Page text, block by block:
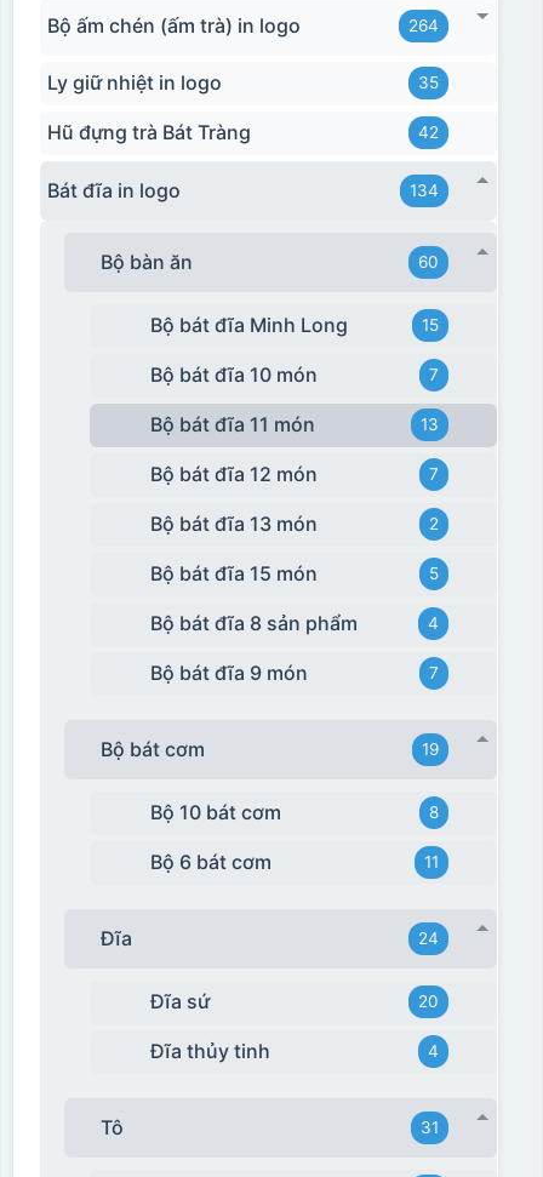
Bộ ấm chén (ấm trà) in logo 264
Ly giữ nhiệt in logo 35
Hũ đựng trà Bát Tràng 42
Bát đĩa in logo 134
Bộ bàn ăn 60
Bộ bát đĩa Minh Long 15
Bộ bát đĩa 10 món 7
Bộ bát đĩa 11 món 13
Bộ bát đĩa 12 món 7
Bộ bát đĩa 13 món 2
Bộ bát đĩa 15 món 5
Bộ bát đĩa 8 sản phẩm 4
Bộ bát đĩa 9 món 7
Bộ bát cơm 19
Bộ 10 bát cơm 8
Bộ 6 bát cơm 11
Đĩa 24
Đĩa sứ 20
Đĩa thủy tinh 4
Tô 31